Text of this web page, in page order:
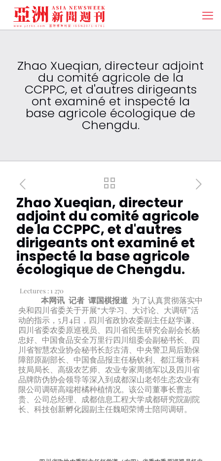
Zhao Xueqian, directeur adjoint
du comité agricole de la
CCPPC, et d'autres dirigeants
ont examiné et inspecté la
base agricole écologique de
Chengdu.
Zhao Xueqian, directeur
adjoint du comité agricole
de la CCPPC, et d'autres
dirigeants ont examiné et
inspecté la base agricole
écologique de Chengdu.
Lectures : 1 270
本网讯 记者 谭国棋报道为了认真贯彻落实中
央和四川省委关于开展“大学习、大讨论、大调研”活
动的指示，5月4日，四川省政协农委副主任赵学谦、
四川省委农委原巡视员、四川省民生研究会副会长杨
忠好、中国食品安全万里行四川组委会副秘书长、四
川省智慧农业协会秘书长彭古清、中央警卫局后勤保
障部原副部长、中国食品报主任杨钦利、都江堰市科
技局局长、高级农艺师、农业专家周德军以及四川省
品牌防伪协会领导等深入到成都深山老邻生态农业有
限公司调研高端柑橘种植情况。该公司董事长曹志
贵、公司总经理、成都信息工程大学成都研究院副院
长、科技创新孵化园副主任魏昭荣博士陪同调研。